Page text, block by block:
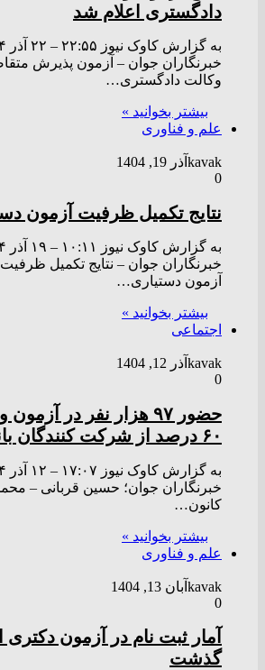
دادگستری اعلام شد
خبرنگاران جوان – آزمون پذیرش
وکالت دادگستری…
بیشتر بخوانید »
علم و فناوری
kavak آذر 19, 1404
0
نتایج تکمیل ظرفیت آزمون
خبرنگاران جوان – نتایج تکمیل
آزمون دستیاری…
بیشتر بخوانید »
اجتماعی
kavak آذر 12, 1404
0
حضور ۹۷ هزار نفر در
۶۰ درصد از شرکت کنندگان بانوان هستند
خبرنگاران جوان؛ حسین قربانی –
کانون…
بیشتر بخوانید »
علم و فناوری
kavak آبان 13, 1404
0
گذشت